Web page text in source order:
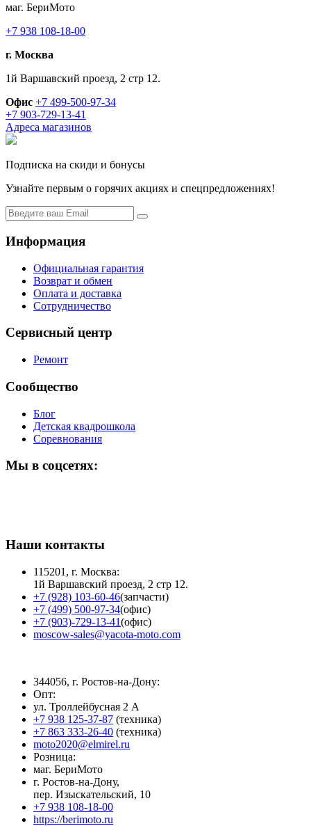
маг. БериМото
+7 938 108-18-00
г. Москва
1й Варшавский проезд, 2 стр 12.
Офис +7 499-500-97-34
+7 903-729-13-41
Адреса магазинов
Подписка на скиди и бонусы
Узнайте первым о горячих акциях и спецпредложениях!
Информация
Официальная гарантия
Возврат и обмен
Оплата и доставка
Сотрудничество
Сервисный центр
Ремонт
Сообщество
Блог
Детская квадрошкола
Соревнования
Мы в соцсетях:
Наши контакты
115201, г. Москва:
1й Варшавский проезд, 2 стр 12.
+7 (928) 103-60-46(запчасти)
+7 (499) 500-97-34(офис)
+7 (903)-729-13-41(офис)
moscow-sales@yacota-moto.com
344056, г. Ростов-на-Дону:
Опт:
ул. Троллейбусная 2 А
+7 938 125-37-87 (техника)
+7 863 333-26-40 (техника)
moto2020@elmirel.ru
Розница:
маг. БериМото
г. Ростов-на-Дону,
пер. Изыскательский, 10
+7 938 108-18-00
https://berimoto.ru